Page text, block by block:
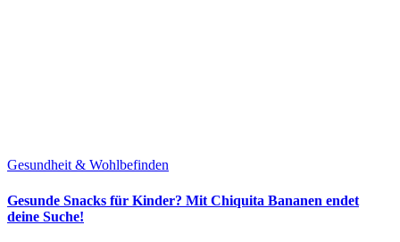
Gesundheit & Wohlbefinden
Gesunde Snacks für Kinder? Mit Chiquita Bananen endet
deine Suche!